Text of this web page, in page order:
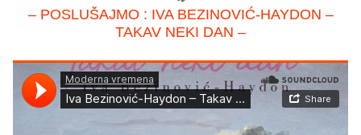
– POSLUŠAJMO : IVA BEZINOVIĆ-HAYDON –
TAKAV NEKI DAN –